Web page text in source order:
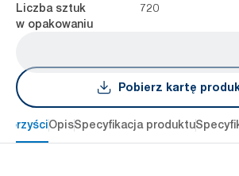
Liczba sztuk
w opakowaniu
720
Pobierz kartę
korzyściOpisSpecyfikacja produktu